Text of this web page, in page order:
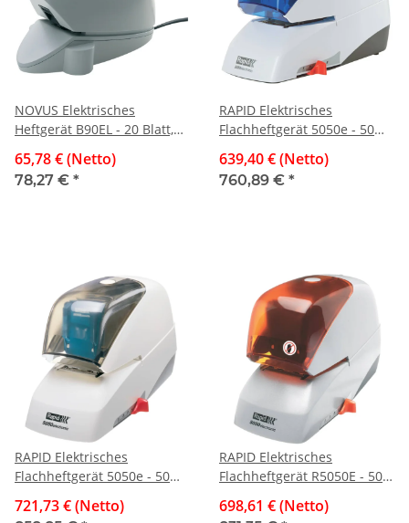
NOVUS Elektrisches
Heftgerät B90EL - 20 Blatt,
65,78 € (Netto)
78,27 € *
RAPID Elektrisches
Flachheftgerät 5050e - 50
639,40 € (Netto)
760,89 € *
RAPID Elektrisches
Flachheftgerät 5050e - 50
721,73 € (Netto)
RAPID Elektrisches
Flachheftgerät R5050E - 50
698,61 € (Netto)